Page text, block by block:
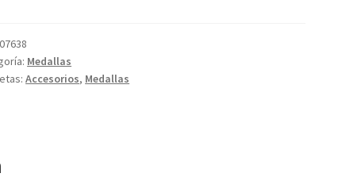
07638
Medallas
Accesorios, Medallas